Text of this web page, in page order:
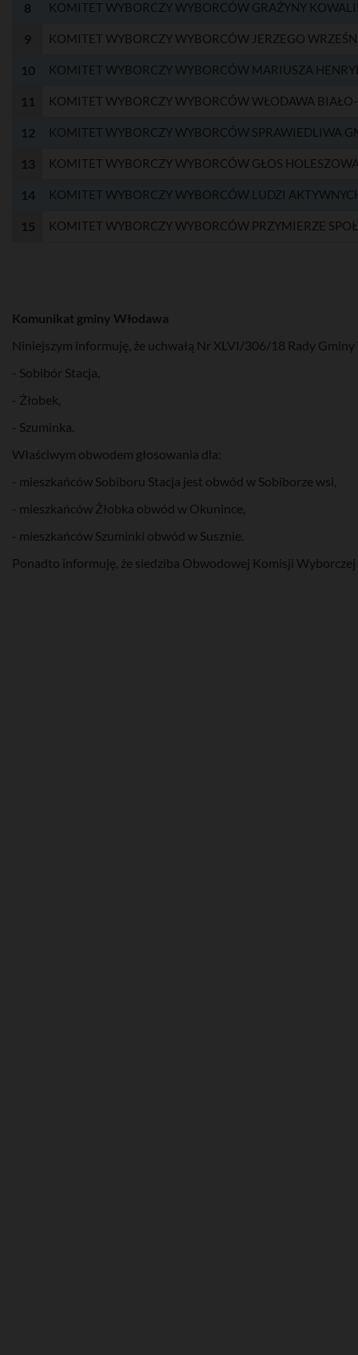
8 KOMITET WYBORCZY WYBORCÓW GRAŻYNY
9 KOMITET WYBORCZY WYBORCÓW JERZEGO
10 KOMITET WYBORCZY WYBORCÓW MARIUSZA
11 KOMITET WYBORCZY WYBORCÓW WŁODAWA
12 KOMITET WYBORCZY WYBORCÓW SPRAWIEDLIWA
13 KOMITET WYBORCZY WYBORCÓW GŁOS
14 KOMITET WYBORCZY WYBORCÓW LUDZI
15 KOMITET WYBORCZY WYBORCÓW PRZYMIERZE
Komunikat gminy Włodawa
Niniejszym informuję, że uchwałą Nr XLVI/306/18 Rady
- Sobibór Stacja,
- Żłobek,
- Szuminka.
Właściwym obwodem głosowania dla:
- mieszkańców Sobiboru Stacja jest obwód w Sobiborze wsi,
- mieszkańców Żłobka obwód w Okunince,
- mieszkańców Szuminki obwód w Susznie.
Ponadto informuję, że siedziba Obwodowej Komisji